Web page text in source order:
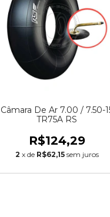
Câmara De Ar 7.00 / 7.50-
TR75A RS
R$124,29
2 x de R$62,15 sem juros